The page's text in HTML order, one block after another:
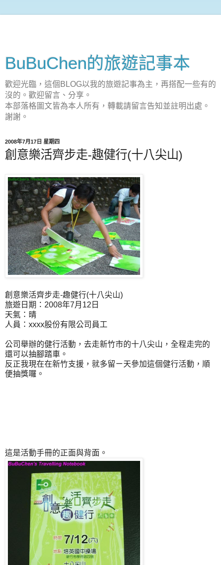
BuBuChen的旅遊記事本
歡迎光臨，這個BLOG以我的旅遊記事為主，再搭配一些有的
沒的。歡迎留言、分享。
本部落格圖文皆為本人所有，轉載請留言告知並註明出處。
謝謝。
2008年7月17日 星期四
創意樂活齊步走-趣健行(十八尖山)
創意樂活齊步走-趣健行(十八尖山)
旅遊日期：2008年7月12日
天氣：晴
人員：xxxx股份有限公司員工
公司舉辦的健行活動，去走新竹市的十八尖山，全程走完的
還可以抽腳踏車。
反正我現在在新竹支援，就多留ㄧ天參加這個健行活動，順
便抽獎囉。
這是活動手冊的正面與背面。